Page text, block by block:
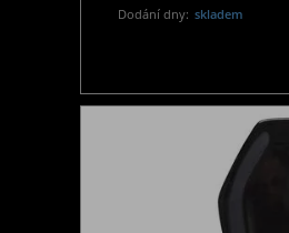
Dodání dny: skladem